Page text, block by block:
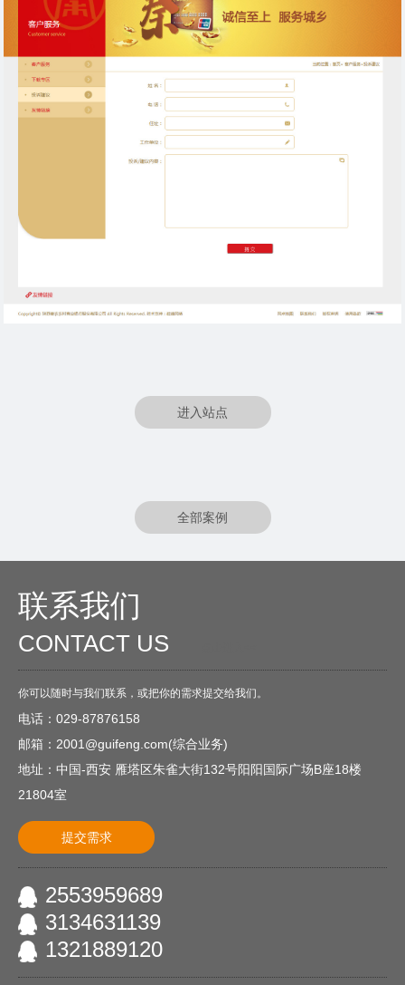
进入站点
全部案例
联系我们
CONTACT US
你可以随时与我们联系，或把你的需求提交给我们。
电话：029-87876158
邮箱：2001@guifeng.com(综合业务)
地址：中国-西安 雁塔区朱雀大街132号阳阳国际广场B座18楼
21804室
提交需求
2553959689
3134631139
1321889120